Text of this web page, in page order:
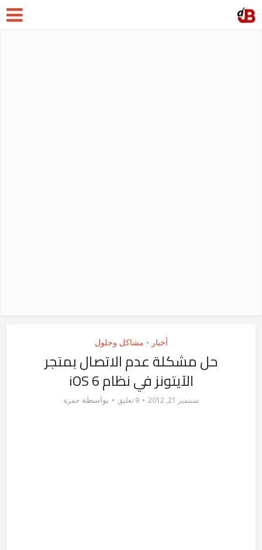
أخبار • مشاكل وحلول
حل مشكلة عدم الاتصال بمتجر
الآيتونز في نظام iOS 6
سبتمبر 21, 2012 9 تعليق بواسطةحمزة